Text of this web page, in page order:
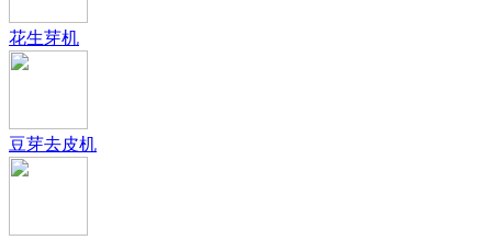
花生芽机
豆芽去皮机